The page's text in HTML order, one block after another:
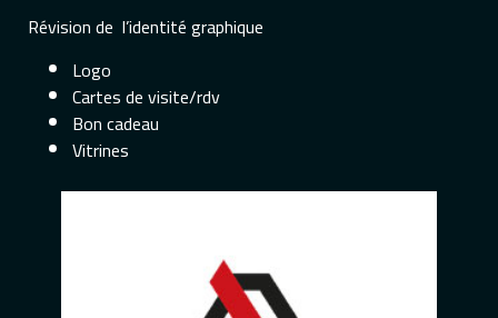
Révision de l’identité graphique
Logo
Cartes de visite/rdv
Bon cadeau
Vitrines